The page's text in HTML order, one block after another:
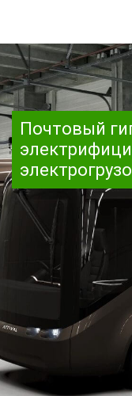
Почтовый